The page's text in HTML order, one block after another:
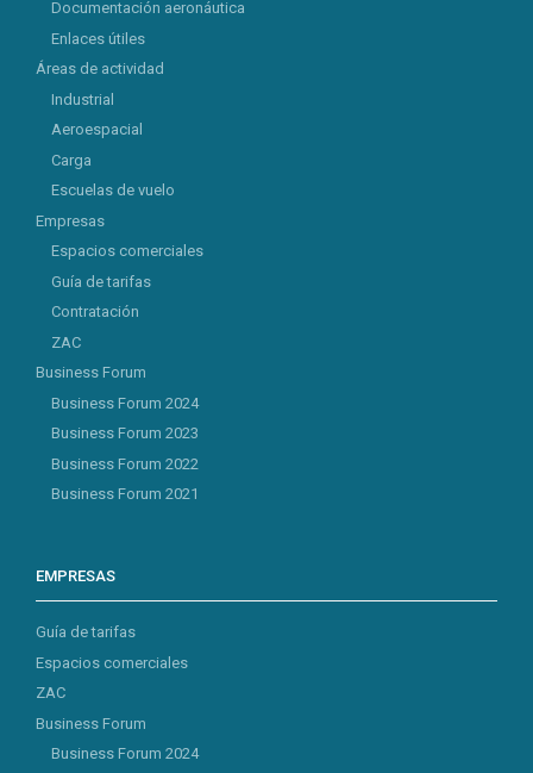
Documentación aeronáutica
Enlaces útiles
Áreas de actividad
Industrial
Aeroespacial
Carga
Escuelas de vuelo
Empresas
Espacios comerciales
Guía de tarifas
Contratación
ZAC
Business Forum
Business Forum 2024
Business Forum 2023
Business Forum 2022
Business Forum 2021
EMPRESAS
Guía de tarifas
Espacios comerciales
ZAC
Business Forum
Business Forum 2024